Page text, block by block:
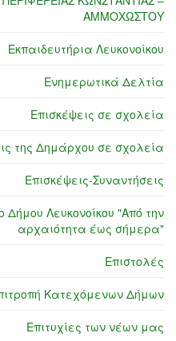
ΑΜΜΟΧΩΣΤΟΥ
Εκπαιδευτήρια Λευκονοίκου
Ενημερωτικά Δελτία
Επισκέψεις σε σχολεία
της Δημάρχου σε σχολεία
Επισκέψεις-Συναντήσεις
Δήμου Λευκονοίκου "Από την
αρχαιότητα έως σήμερα"
Επιστολές
Κατεχόμενων Δήμων
Επιτυχίες των νέων μας